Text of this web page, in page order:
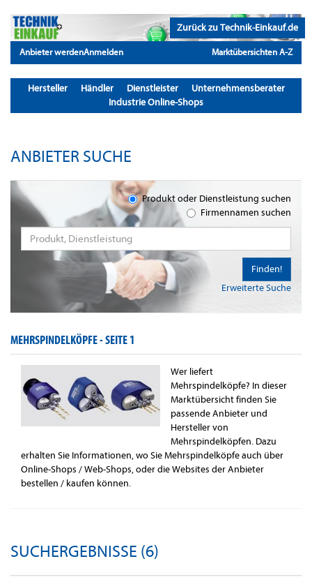
Zurück zu Technik-Einkauf.de
Anbieter werdenAnmelden Marktübersichten A-Z
Hersteller Händler Dienstleister
Unternehmensberater
Industrie Online-Shops
ANBIETER SUCHE
Produkt oder Dienstleistung suchen
Firmennamen suchen
Erweiterte Suche
Finden!
MEHRSPINDELKÖPFE -SEITE 1
Wer liefert
Mehrspindelköpfe? In dieser
Marktübersicht finden Sie
passende Anbieter und
Hersteller von
Mehrspindelköpfen. Dazu
erhalten Sie Informationen, wo Sie Mehrspindelköpfe auch über
Online-Shops / Web-Shops, oder die Websites der Anbieter
bestellen / kaufen können.
SUCHERGEBNISSE (6)